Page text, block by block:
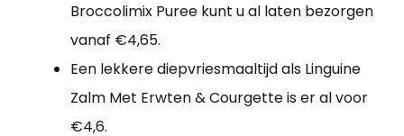
Broccolimix Puree kunt u al laten bezorgen
vanaf €4,65.
Een lekkere diepvriesmaaltijd als Linguine
Zalm Met Erwten & Courgette is er al voor
€4,6.